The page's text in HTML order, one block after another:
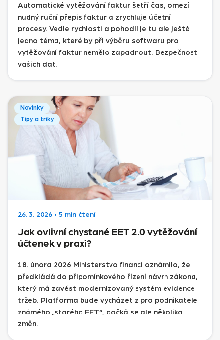
Automatické vytěžování faktur šetří čas, omezí
nudný ruční přepis faktur a zrychluje účetní
procesy. Vedle rychlosti a pohodlí je tu ale ještě
jedno téma, které by při výběru softwaru pro
vytěžování faktur nemělo zapadnout. Bezpečnost
vašich dat.
Novinky
Tipy a triky
26. 3. 2026 • 5 min čtení
Jak ovlivní chystané EET 2.0 vytěžování
účtenek v praxi?
18. února 2026 Ministerstvo financí oznámilo, že
předkládá do připomínkového řízení návrh zákona,
který má zavést modernizovaný systém evidence
tržeb. Platforma bude vycházet z pro podnikatele
známého „starého EET“, dočká se ale několika
změn.